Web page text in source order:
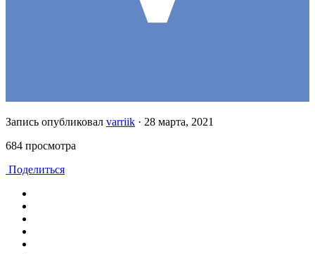
Запись опубликовал varriik · 28 марта, 2021
684 просмотра
Поделиться